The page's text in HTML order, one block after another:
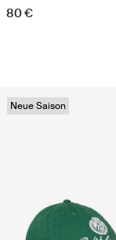
80 €
Neue Saison